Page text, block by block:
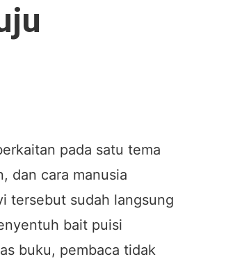
pada satu tema
dan cara manusia
tersebut sudah langsung
bait puisi
buku, pembaca tidak